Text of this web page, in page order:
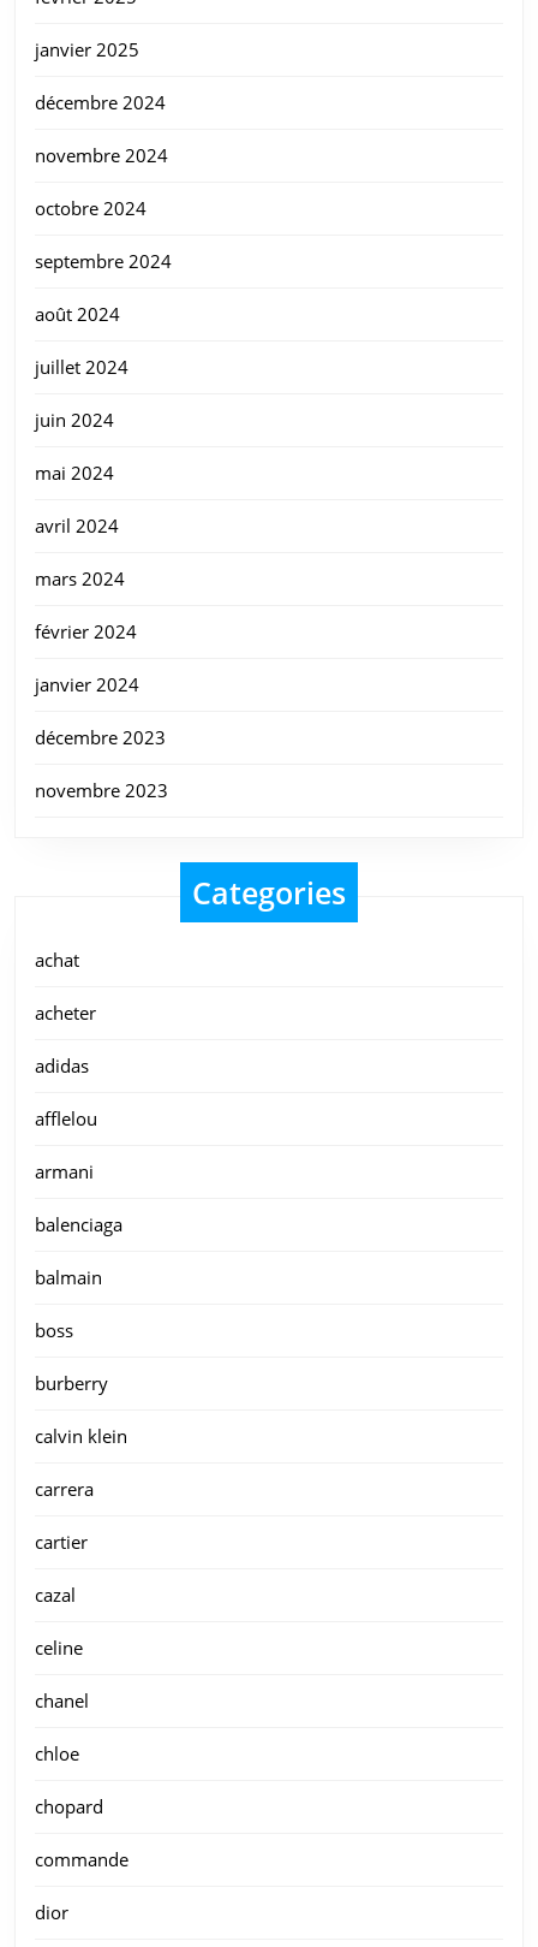
janvier 2025
décembre 2024
novembre 2024
octobre 2024
septembre 2024
août 2024
juillet 2024
juin 2024
mai 2024
avril 2024
mars 2024
février 2024
janvier 2024
décembre 2023
novembre 2023
Categories
achat
acheter
adidas
afflelou
armani
balenciaga
balmain
boss
burberry
calvin klein
carrera
cartier
cazal
celine
chanel
chloe
chopard
commande
dior